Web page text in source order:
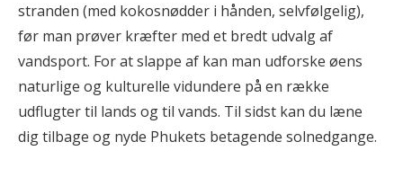
stranden (med kokosnødder i hånden, selvfølgelig),
før man prøver kræfter med et bredt udvalg af
vandsport. For at slappe af kan man udforske øens
naturlige og kulturelle vidundere på en række
udflugter til lands og til vands. Til sidst kan du læne
dig tilbage og nyde Phukets betagende solnedgange.